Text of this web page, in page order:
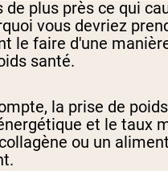
de plus près ce qui
vous devriez
le faire d'une
santé.
la prise de
et le taux
ou un